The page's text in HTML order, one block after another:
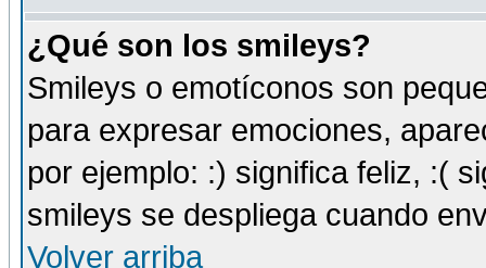
¿Qué son los smileys?
Smileys o emotíconos son
para expresar emociones,
por ejemplo: :) significa feliz, :(
smileys se despliega cuando
Volver arriba